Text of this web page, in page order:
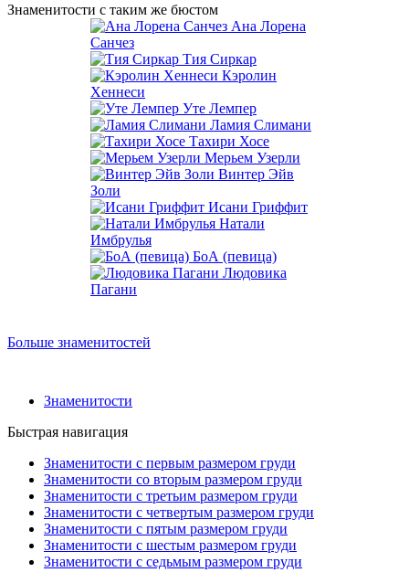
Знаменитости с таким же бюстом
Ана Лорена
Санчез
Тия Сиркар
Кэролин
Хеннеси
Уте Лемпер
Ламия Слимани
Тахири Хосе
Мерьем Узерли
Винтер Эйв
Золи
Исани Гриффит
Натали
Имбрулья
БоА (певица)
Людовика
Пагани
Больше знаменитостей
Знаменитости
Быстрая навигация
Знаменитости с первым размером груди
Знаменитости со вторым размером груди
Знаменитости с третьим размером груди
Знаменитости с четвертым размером груди
Знаменитости с пятым размером груди
Знаменитости с шестым размером груди
Знаменитости с седьмым размером груди